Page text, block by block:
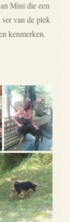
Mini die een
van de plek
kenmerken.